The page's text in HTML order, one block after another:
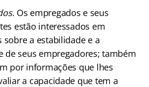
. Os empregados e seus
estão interessados em
sobre a estabilidade e a
de seus empregadores; também
por informações que lhes
a capacidade que tem a